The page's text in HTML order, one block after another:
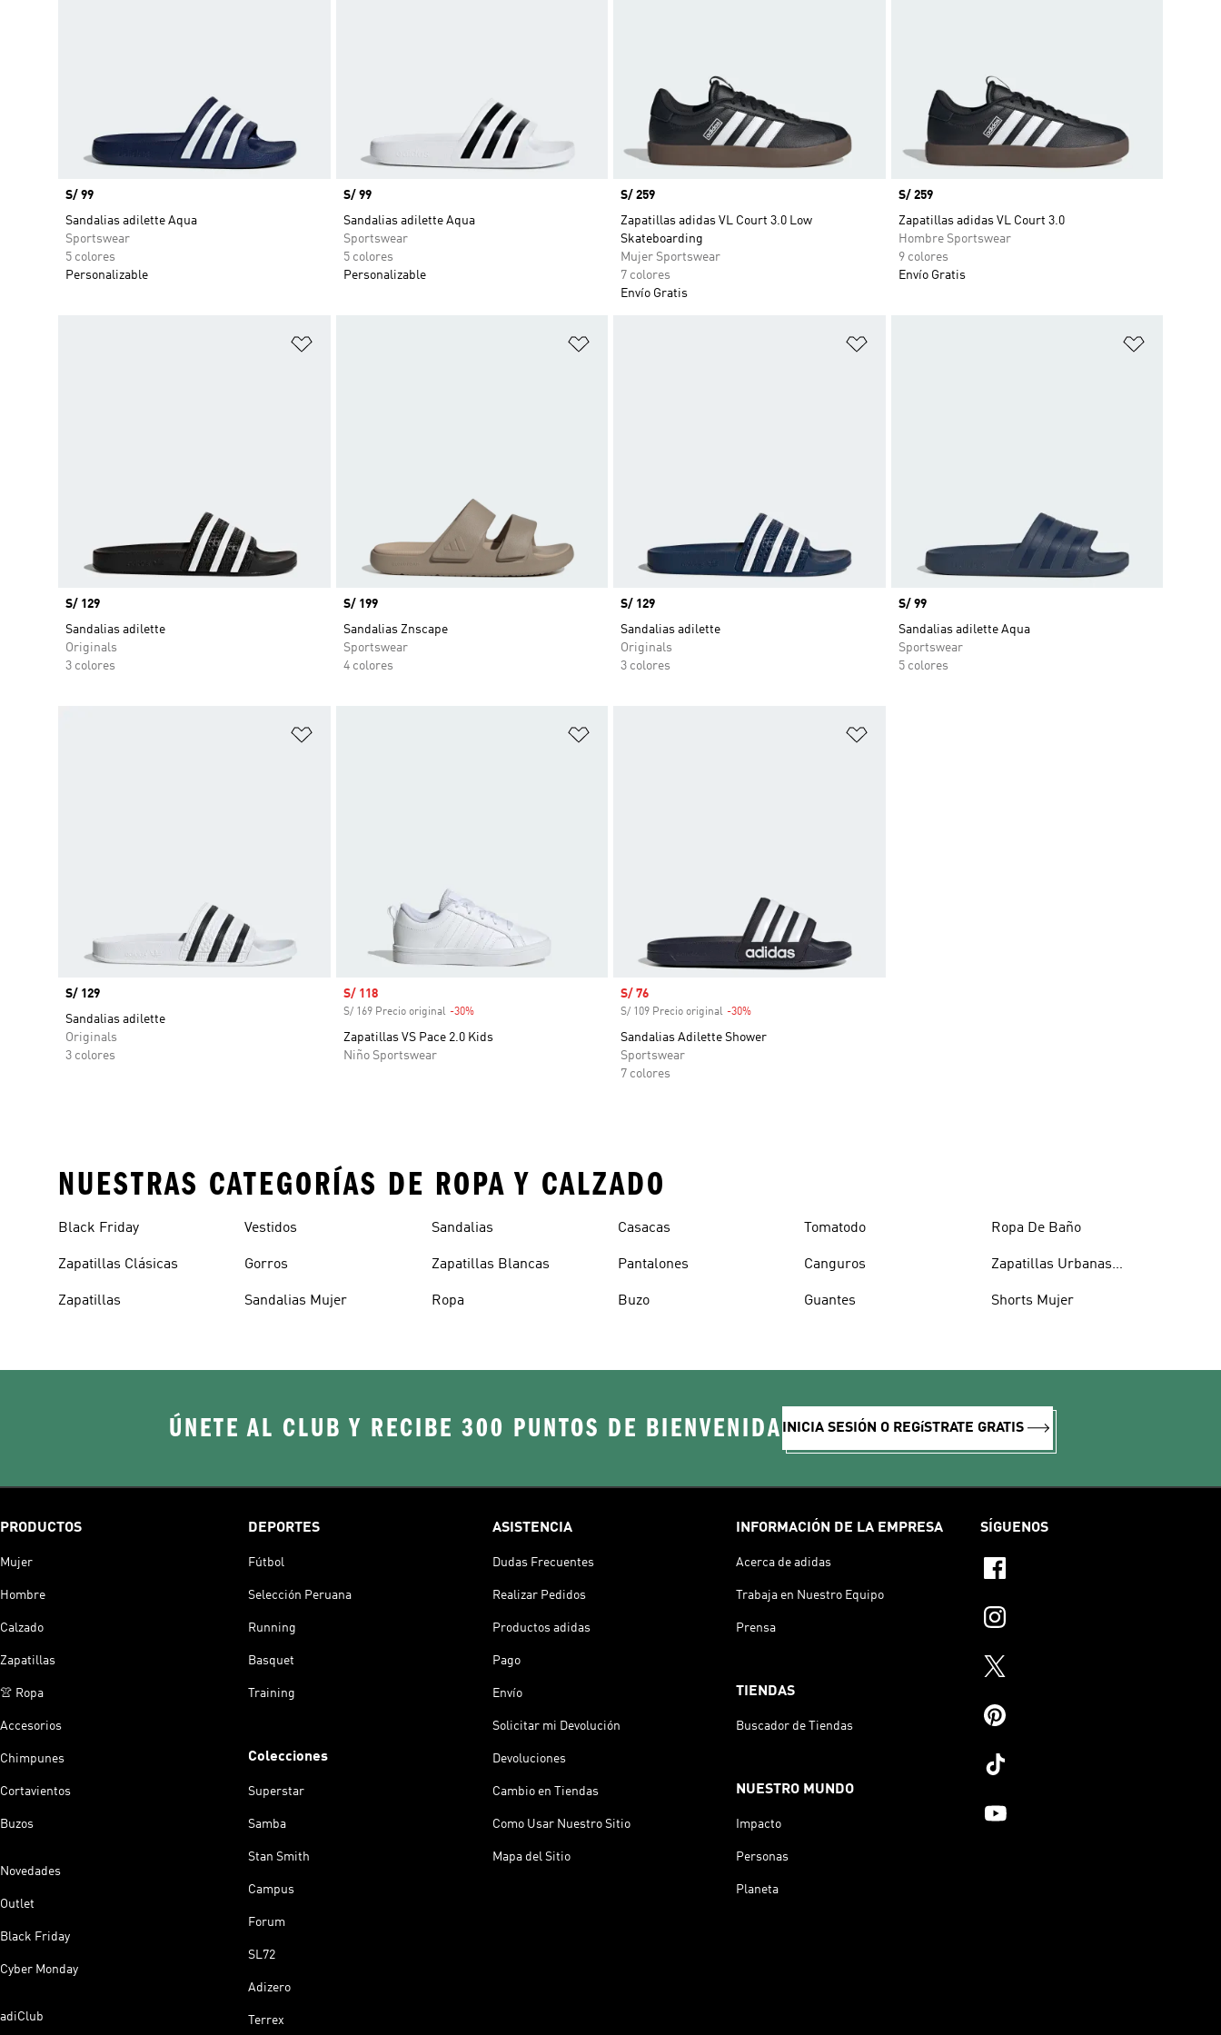
Precio
S/ 99
Sandalias adilette Aqua
Sportswear
5 colores
Personalizable
Precio
S/ 99
Sandalias adilette Aqua
Sportswear
5 colores
Personalizable
Precio
S/ 259
Zapatillas adidas VL Court 3.0 Low
Skateboarding
Mujer Sportswear
7 colores
Envío Gratis
Precio
S/ 259
Zapatillas adidas VL Court 3.0
Hombre Sportswear
9 colores
Envío Gratis
Precio
S/ 129
Sandalias adilette
Originals
3 colores
Precio
S/ 199
Sandalias Znscape
Sportswear
4 colores
Precio
S/ 129
Sandalias adilette
Originals
3 colores
Precio
S/ 99
Sandalias adilette Aqua
Sportswear
5 colores
Precio
S/ 129
Sandalias adilette
Originals
3 colores
Precio de venta
S/ 118
S/ 169 Precio original -30%Descuento
Zapatillas VS Pace 2.0 Kids
Niño Sportswear
Precio de venta
S/ 76
S/ 109 Precio original -30%
Sandalias Adilette Shower
Sportswear
7 colores
NUESTRAS CATEGORÍAS DE ROPA Y CALZADO
Black Friday
Zapatillas Clásicas
Zapatillas
Vestidos
Gorros
Sandalias Mujer
Sandalias
Zapatillas Blancas
Ropa
Casacas
Pantalones
Buzo
Tomatodo
Canguros
Guantes
Ropa De Baño
Zapatillas Urbanas
Shorts Mujer
ÚNETE AL CLUB Y RECIBE 300 PUNTOS DE BIENVENIDA INICIA SESIÓN O REGíSTRATE GRATIS
PRODUCTOS
Mujer
Hombre
Calzado
Zapatillas
👚 Ropa
Accesorios
Chimpunes
Cortavientos
Buzos
Novedades
Outlet
Black Friday
Cyber Monday
adiClub
DEPORTES
Fútbol
Selección Peruana
Running
Basquet
Training
Colecciones
Superstar
Samba
Stan Smith
Campus
Forum
SL72
Adizero
Terrex
ASISTENCIA
Dudas Frecuentes
Realizar Pedidos
Productos adidas
Pago
Envío
Solicitar mi Devolución
Devoluciones
Cambio en Tiendas
Como Usar Nuestro Sitio
Mapa del Sitio
INFORMACIÓN DE LA EMPRESA
Acerca de adidas
Trabaja en Nuestro Equipo
Prensa
TIENDAS
Buscador de Tiendas
NUESTRO MUNDO
Impacto
Personas
Planeta
SÍGUENOS